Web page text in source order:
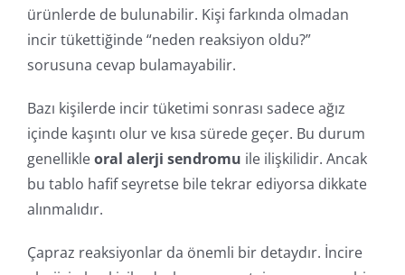
ürünlerde de bulunabilir. Kişi farkında olmadan
incir tükettiğinde “neden reaksiyon oldu?”
sorusuna cevap bulamayabilir.
Bazı kişilerde incir tüketimi sonrası sadece ağız
içinde kaşıntı olur ve kısa sürede geçer. Bu durum
genellikleoral alerji sendromu ile ilişkilidir. Ancak
bu tablo hafif seyretse bile tekrar ediyorsa dikkate
alınmalıdır.
Çapraz reaksiyonlar da önemli bir detaydır. İncire